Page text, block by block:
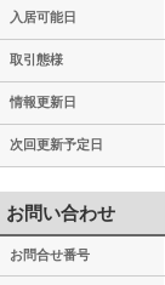
入居可能日
取引態様
情報更新日
次回更新予定日
お問い合わせ
お問合せ番号